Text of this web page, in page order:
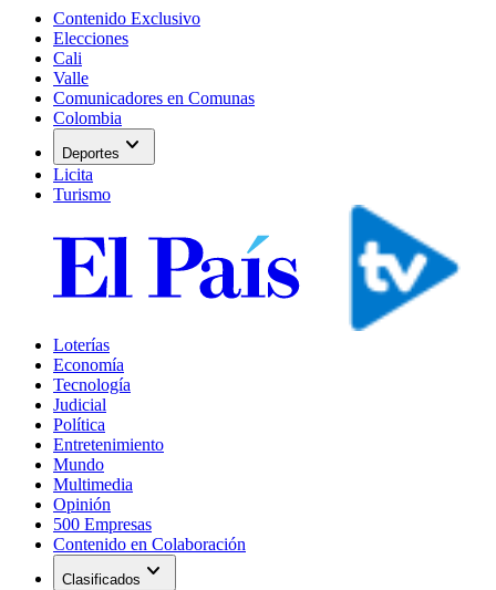
Contenido Exclusivo
Elecciones
Cali
Valle
Comunicadores en Comunas
Colombia
Deportes expand_more
Licita
Turismo
Loterías
Economía
Tecnología
Judicial
Política
Entretenimiento
Mundo
Multimedia
Opinión
500 Empresas
Contenido en Colaboración
Clasificados expand_more